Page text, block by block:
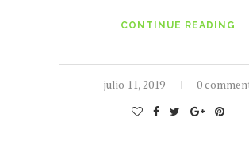
CONTINUE READING
julio 11, 2019 0